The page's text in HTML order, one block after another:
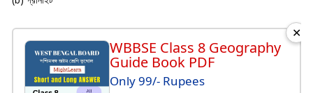
WBBSE Class 8 Geography
Guide Book PDF
Only 99/- Rupees
✕